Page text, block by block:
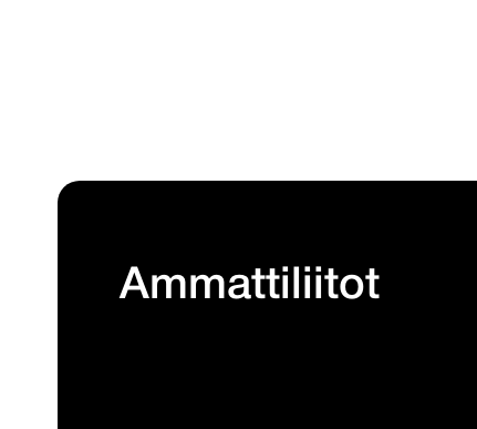
Ammattiliitot